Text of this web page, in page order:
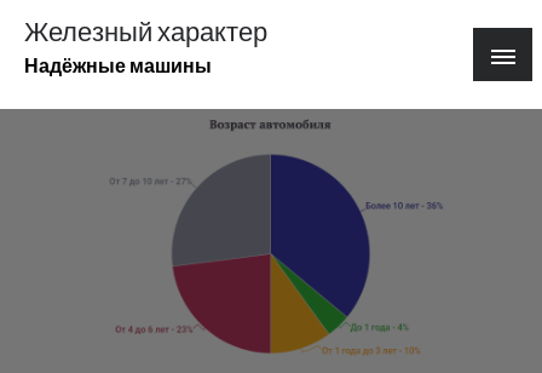
содержимому
Железный характер
Надёжные машины